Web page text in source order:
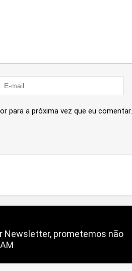
para a próxima vez que eu comentar.
Newsletter, prometemos não